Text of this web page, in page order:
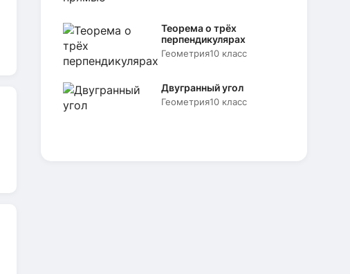
Теорема о трёх
перпендикулярах
Геометрия10 класс
Двугранный угол
Геометрия10 класс